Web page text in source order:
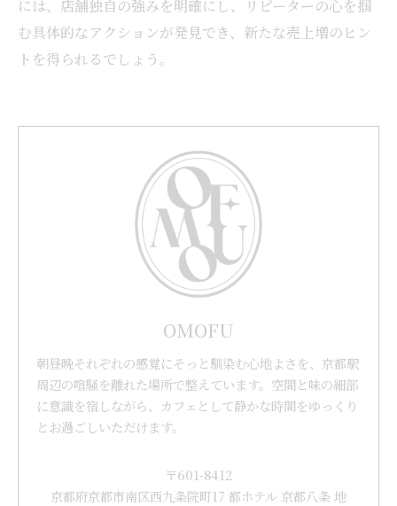
には、店舗独自の強みを明確にし、リピーターの心を掴
む具体的なアクションが発見でき、新たな売上増のヒン
トを得られるでしょう。
OMOFU
朝昼晩それぞれの感覚にそっと馴染む心地よさを、京都駅
周辺の喧騒を離れた場所で整えています。空間と味の細部
に意識を宿しながら、カフェとして静かな時間をゆっくり
とお過ごしいただけます。
〒601-8412
京都府京都市南区西九条院町17 都ホテル 京都八条 地